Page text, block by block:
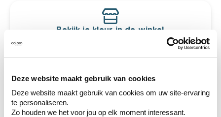
Deze website maakt gebruik van cookies
Deze website maakt gebruik van cookies om uw site-ervaring
te personaliseren.
Zo houden we het voor jou op elk moment interessant.
Bekijk je kleur in de winkel
Ontdek er kleurechte stalen van je
te verfijnen.
Krijg persoonlijk advies om kleuren te
combineren.